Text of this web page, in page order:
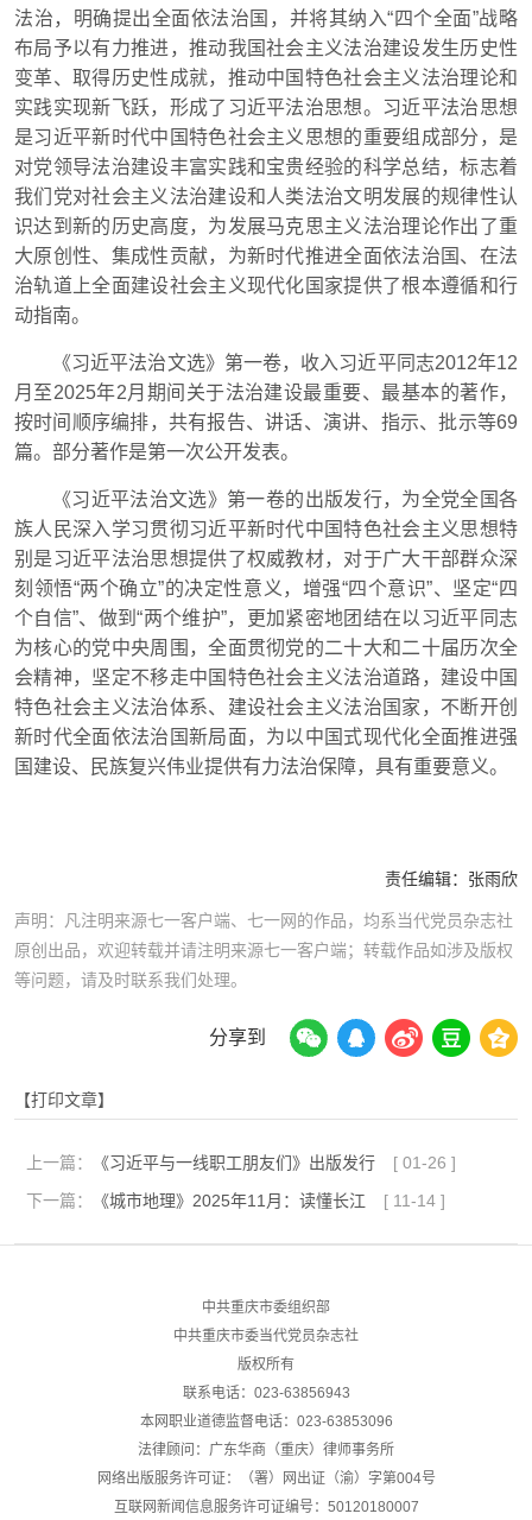
法治，明确提出全面依法治国，并将其纳入“四个全面”战略
布局予以有力推进，推动我国社会主义法治建设发生历史性
变革、取得历史性成就，推动中国特色社会主义法治理论和
实践实现新飞跃，形成了习近平法治思想。习近平法治思想
是习近平新时代中国特色社会主义思想的重要组成部分，是
对党领导法治建设丰富实践和宝贵经验的科学总结，标志着
我们党对社会主义法治建设和人类法治文明发展的规律性认
识达到新的历史高度，为发展马克思主义法治理论作出了重
大原创性、集成性贡献，为新时代推进全面依法治国、在法
治轨道上全面建设社会主义现代化国家提供了根本遵循和行
动指南。
《习近平法治文选》第一卷，收入习近平同志2012年12
月至2025年2月期间关于法治建设最重要、最基本的著作，
按时间顺序编排，共有报告、讲话、演讲、指示、批示等69
篇。部分著作是第一次公开发表。
《习近平法治文选》第一卷的出版发行，为全党全国各
族人民深入学习贯彻习近平新时代中国特色社会主义思想特
别是习近平法治思想提供了权威教材，对于广大干部群众深
刻领悟“两个确立”的决定性意义，增强“四个意识”、坚定“四
个自信”、做到“两个维护”，更加紧密地团结在以习近平同志
为核心的党中央周围，全面贯彻党的二十大和二十届历次全
会精神，坚定不移走中国特色社会主义法治道路，建设中国
特色社会主义法治体系、建设社会主义法治国家，不断开创
新时代全面依法治国新局面，为以中国式现代化全面推进强
国建设、民族复兴伟业提供有力法治保障，具有重要意义。
责任编辑： 张雨欣
声明：凡注明来源七一客户端、七一网的作品，均系当代党员杂志社
原创出品，欢迎转载并请注明来源七一客户端；转载作品如涉及版权
等问题，请及时联系我们处理。
分享到
【打印文章】
上一篇： 《习近平与一线职工朋友们》出版发行 [ 01-26 ]
下一篇：
《城市地理》2025年11月：读懂长江 [ 11-14 ]
中共重庆市委组织部
中共重庆市委当代党员杂志社
版权所有
联系电话：023-63856943
本网职业道德监督电话：023-63853096
法律顾问：广东华商（重庆）律师事务所
网络出版服务许可证：（署）网出证（渝）字第004号
互联网新闻信息服务许可证编号：50120180007